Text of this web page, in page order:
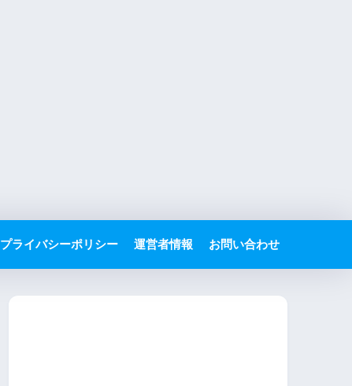
プライバシーポリシー 運営者情報 お問い合わせ